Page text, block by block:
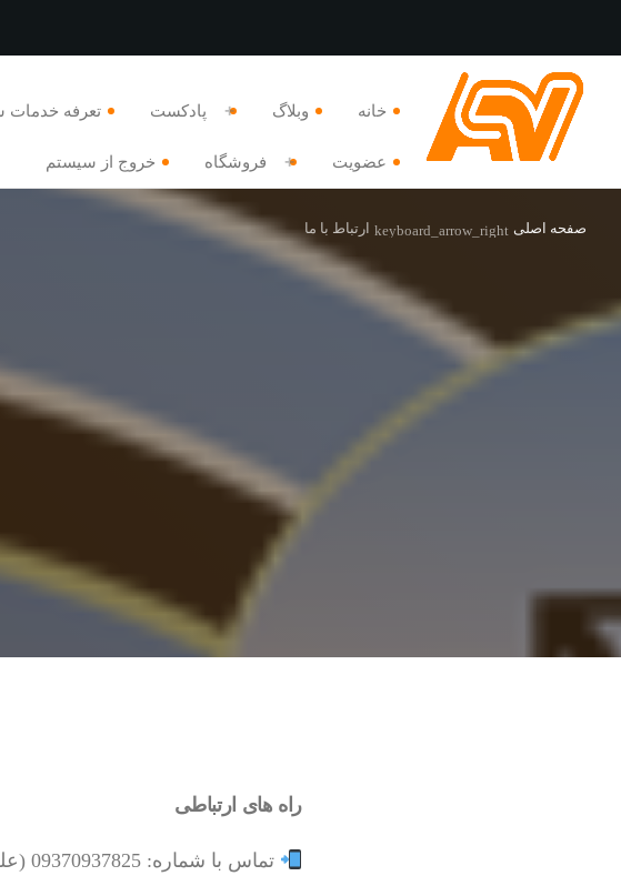
خانه وبلاگ پادکست تعرفه خدمات سال
عضویت فروشگاه خروج از سیستم
صفحه اصلی keyboard_arrow_right ارتباط با ما
راه های ارتباطی
تماس با شماره: 09370937825 (علی علیزاده)